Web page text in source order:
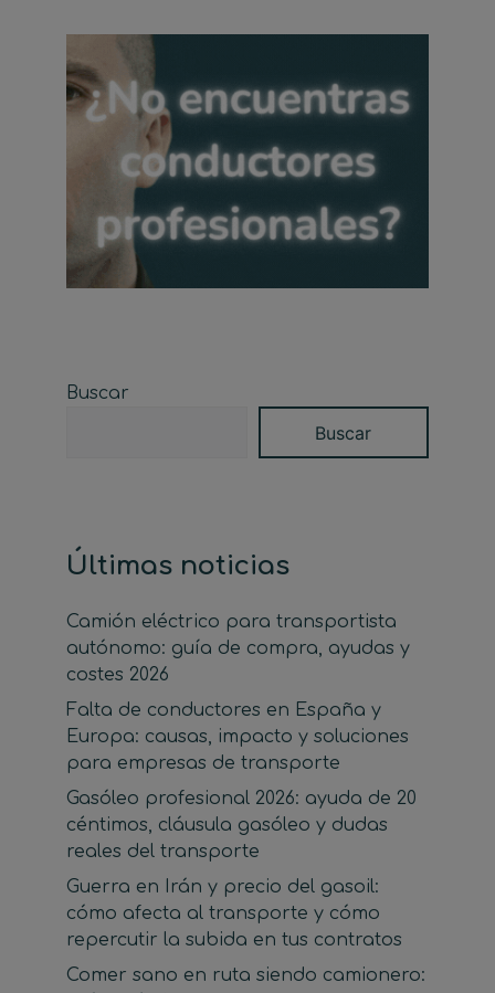
Buscar
Buscar
Últimas noticias
Camión eléctrico para transportista
autónomo: guía de compra, ayudas y
costes 2026
Falta de conductores en España y
Europa: causas, impacto y soluciones
para empresas de transporte
Gasóleo profesional 2026: ayuda de 20
céntimos, cláusula gasóleo y dudas
reales del transporte
Guerra en Irán y precio del gasoil:
cómo afecta al transporte y cómo
repercutir la subida en tus contratos
Comer sano en ruta siendo camionero: